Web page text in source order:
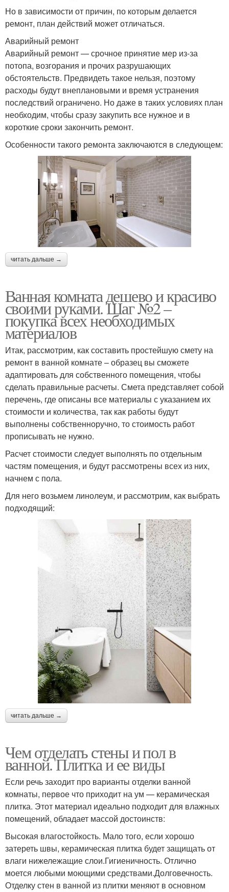
Но в зависимости от причин, по которым делается
ремонт, план действий может отличаться.
Аварийный ремонт
Аварийный ремонт — срочное принятие мер из-за
потопа, возгорания и прочих разрушающих
обстоятельств. Предвидеть такое нельзя, поэтому
расходы будут внеплановыми и время устранения
последствий ограничено. Но даже в таких условиях план
необходим, чтобы сразу закупить все нужное и в
короткие сроки закончить ремонт.
Особенности такого ремонта заключаются в следующем:
читать дальше →
Ванная комната дешево и красиво
своими руками. Шаг №2 –
покупка всех необходимых
материалов
Итак, рассмотрим, как составить простейшую смету на
ремонт в ванной комнате – образец вы сможете
адаптировать для собственного помещения, чтобы
сделать правильные расчеты. Смета представляет собой
перечень, где описаны все материалы с указанием их
стоимости и количества, так как работы будут
выполнены собственноручно, то стоимость работ
прописывать не нужно.
Расчет стоимости следует выполнять по отдельным
частям помещения, и будут рассмотрены всех из них,
начнем с пола.
Для него возьмем линолеум, и рассмотрим, как выбрать
подходящий:
читать дальше →
Чем отделать стены и пол в
ванной. Плитка и ее виды
Если речь заходит про варианты отделки ванной
комнаты, первое что приходит на ум — керамическая
плитка. Этот материал идеально подходит для влажных
помещений, обладает массой достоинств:
Высокая влагостойкость. Мало того, если хорошо
затереть швы, керамическая плитка будет защищать от
влаги нижележащие слои.Гигиеничность. Отлично
моется любыми моющими средствами.Долговечность.
Отделку стен в ванной из плитки меняют в основном